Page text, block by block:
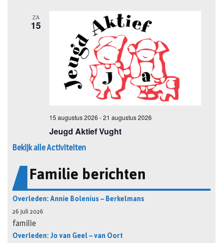
Bekijk alle Activiteiten
Familie berichten
Overleden: Annie Bolenius – Berkelmans
26 juli 2026
familie
Overleden: Jo van Geel – van Oort